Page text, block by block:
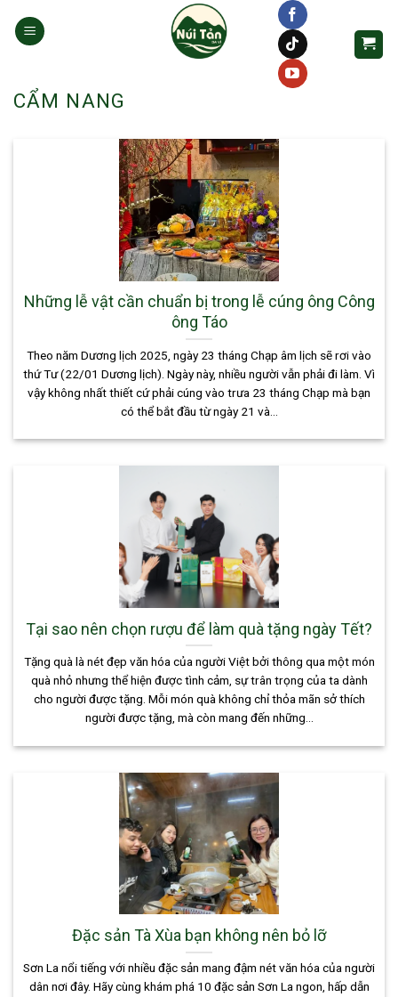
CẨM NANG
Những lễ vật cần chuẩn bị trong lễ cúng ông Công
ông Táo
Theo năm Dương lịch 2025, ngày 23 tháng Chạp âm lịch sẽ rơi vào
thứ Tư (22/01 Dương lịch). Ngày này, nhiều người vẫn phải đi làm. Vì
vậy không nhất thiết cứ phải cúng vào trưa 23 tháng Chạp mà bạn
có thể bắt đầu từ ngày 21 và...
Tại sao nên chọn rượu để làm quà tặng ngày Tết?
Tặng quà là nét đẹp văn hóa của người Việt bởi thông qua một món
quà nhỏ nhưng thể hiện được tình cảm, sự trân trọng của ta dành
cho người được tặng. Mỗi món quà không chỉ thỏa mãn sở thích
người được tặng, mà còn mang đến những...
Đặc sản Tà Xùa bạn không nên bỏ lỡ
Sơn La nổi tiếng với nhiều đặc sản mang đậm nét văn hóa của người
dân nơi đây. Hãy cùng khám phá 10 đặc sản Sơn La ngon, hấp dẫn